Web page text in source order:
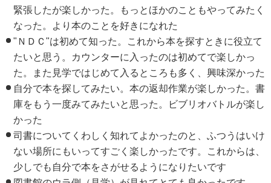
緊張したが楽しかった。もっとほかのこともやってみたく
なった。より本のことを好きになれた
"ＮＤＣ"は初めて知った。これから本を探すときに役立て
たいと思う。カウンターに入ったのは初めてで楽しかっ
た。また見学ではじめて入るところも多く、興味深かった
自分で本を探してみたい。本の返却作業が楽しかった。書
庫をもう一度みてみたいと思った。ビブリオバトルが楽し
かった
司書についてくわしく知れてよかったのと、ふつうはいけ
ない場所にもいってすごく楽しかったです。これからは、
少しでも自分で本をさがせるようになりたいです